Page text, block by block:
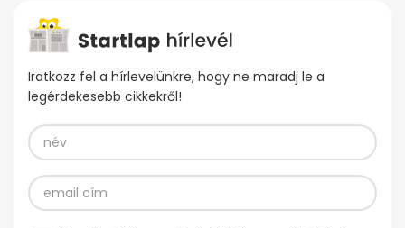
Iratkozz fel a hírlevelünkre, hogy ne maradj le a
legérdekesebb cikkekről!